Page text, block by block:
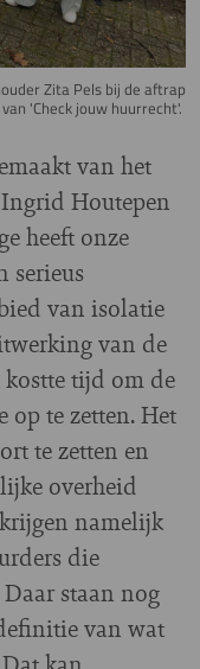
Zita Pels bij de aftrap
van 'Check jouw huurrecht'.
van het
Houtepen
heeft onze
serieus
van isolatie
van de
kostte tijd om de
op te zetten. Het
te zetten en
overheid
namelijk
die
staan nog
van wat